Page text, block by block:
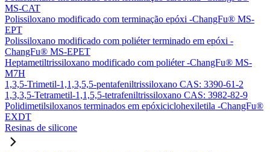
MS-CAT
Polissiloxano modificado com terminação epóxi -ChangFu® MS-
EPT
Polissiloxano modificado com poliéter terminado em epóxi -
ChangFu® MS-EPET
Heptametiltrissiloxano modificado com poliéter -ChangFu® MS-
M7H
1,3,5-Trimetil-1,1,3,5,5-pentafeniltrissiloxano CAS: 3390-61-2
1,3,3,5-Tetrametil-1,1,5,5-tetrafeniltrissiloxano CAS: 3982-82-9
Polidimetilsiloxanos terminados em epóxiciclohexiletila -ChangFu®
EXDT
Resinas de silicone